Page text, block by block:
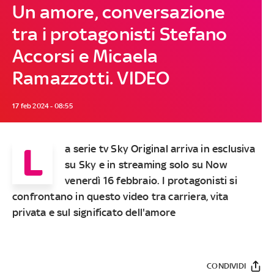
Un amore, conversazione
tra i protagonisti Stefano
Accorsi e Micaela
Ramazzotti. VIDEO
17 feb 2024 - 08:55
L
a serie tv Sky Original arriva in esclusiva
su Sky e in streaming solo su Now
venerdì 16 febbraio. I protagonisti si
confrontano in questo video tra carriera, vita
privata e sul significato dell'amore
CONDIVIDI